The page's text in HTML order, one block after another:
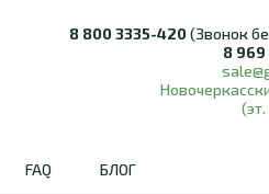
8 800 3335-420(Звонок
8
FAQ БЛОГ